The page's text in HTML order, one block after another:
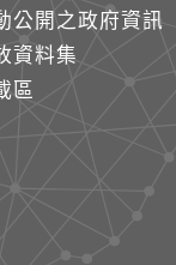
公開之政府資訊
資料集
區